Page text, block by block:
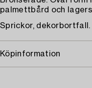
palmettbård och
Sprickor, dekorbortfall.
Köpinformation